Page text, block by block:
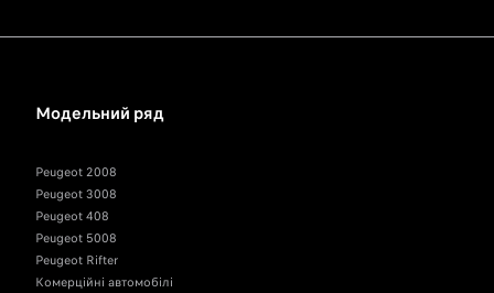
Модельний ряд
Peugeot 2008
Peugeot 3008
Peugeot 408
Peugeot 5008
Peugeot Rifter
Комерційні автомобілі